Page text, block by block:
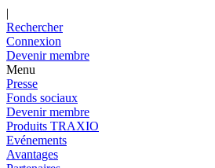
|
Rechercher
Connexion
Devenir membre
Menu
Presse
Fonds sociaux
Devenir membre
Produits TRAXIO
Evénements
Avantages